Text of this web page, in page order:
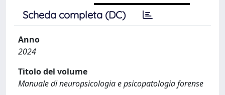
Scheda completa (DC)
Anno
2024
Titolo del volume
Manuale di neuropsicologia e psicopatologia forense